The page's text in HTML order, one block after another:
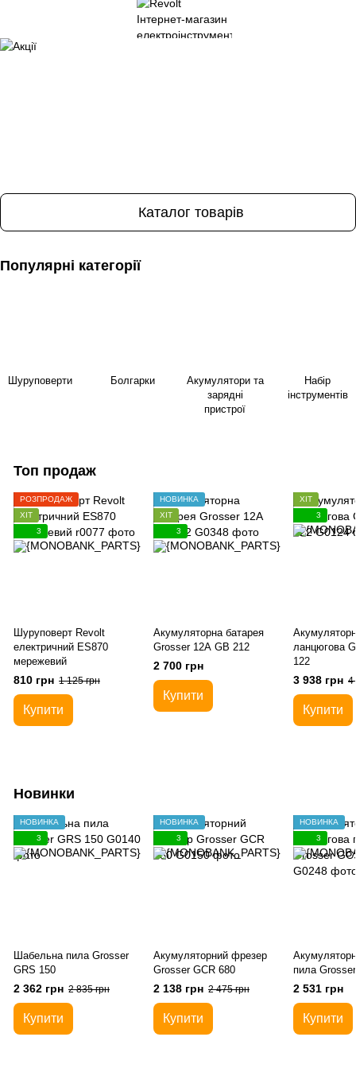
Каталог товарів
Популярні категорії
Шуруповерти Болгарки
Акумулятори та
зарядні
пристрої
Набір
інструментів
Топ продаж
РОЗПРОДАЖ
ХІТ
3
Шуруповерт Revolt
електричний ES870
мережевий
810 грн 1 125 грн
Купити
НОВИНКА
ХІТ
3
Акумуляторна батарея
Grosser 12А GB 212
2 700 грн
Купити
ХІТ
3
ланцюгова
122
3 938 грн 4
Купити
Новинки
НОВИНКА
3
Шабельна пила Grosser
GRS 150
2 362 грн 2 835 грн
Купити
НОВИНКА
3
Акумуляторний фрезер
Grosser GCR 680
2 138 грн 2 475 грн
Купити
НОВИНКА
3
пила
2 531 грн
Купити